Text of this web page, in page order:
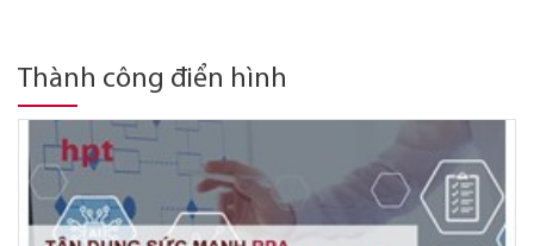
Thành công điển hình